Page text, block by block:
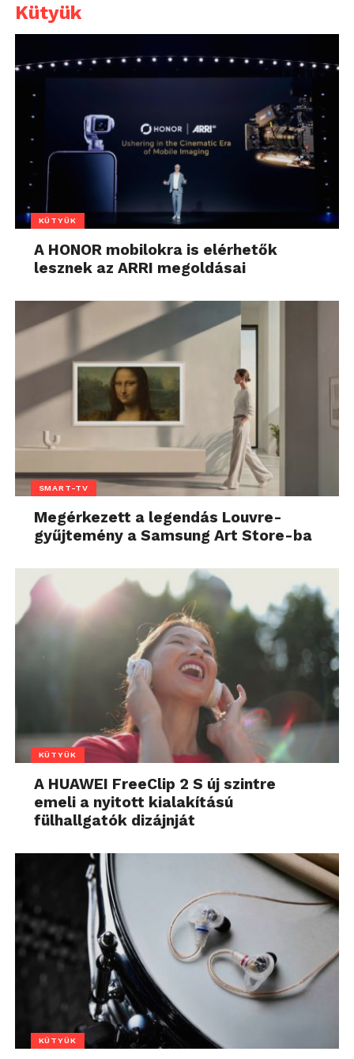
Kütyük
KÜTYÜK
A HONOR mobilokra is elérhetők
lesznek az ARRI megoldásai
SMART-TV
Megérkezett a legendás Louvre-
gyűjtemény a Samsung Art Store-ba
KÜTYÜK
A HUAWEI FreeClip 2 S új szintre
emeli a nyitott kialakítású
fülhallgatók dizájnját
KÜTYÜK